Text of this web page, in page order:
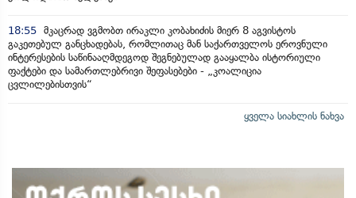
18:55 მკაცრად ვგმობთ ირაკლი კობახიძის მიერ 8 აგვისტოს
გაკეთებულ განცხადებას, რომლითაც მან საქართველოს ეროვნული
ინტერესების საწინააღმდეგოდ შეგნებულად გააყალბა ისტორიული
ფაქტები და სამართლებრივი შეფასებები - „კოალიცია
ცვლილებისთვის“
ყველა სიახლის ნახვა